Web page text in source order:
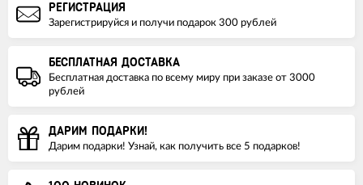
РЕГИСТРАЦИЯ
Зарегистрируйся и получи подарок 300 рублей
БЕСПЛАТНАЯ ДОСТАВКА
Бесплатная доставка по всему миру при заказе от 3000
рублей
ДАРИМ ПОДАРКИ!
Дарим подарки! Узнай, как получить все 5 подарков!